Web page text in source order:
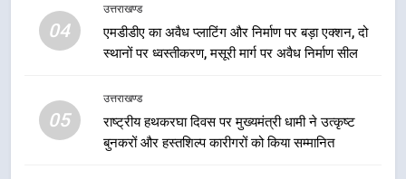
04
उत्तराखण्ड
एमडीडीए का अवैध प्लाटिंग और निर्माण पर बड़ा एक्शन, दो
स्थानों पर ध्वस्तीकरण, मसूरी मार्ग पर अवैध निर्माण सील
05
उत्तराखण्ड
राष्ट्रीय हथकरघा दिवस पर मुख्यमंत्री धामी ने उत्कृष्ट
बुनकरों और हस्तशिल्प कारीगरों को किया सम्मानित
मुख्यमंत्री धामी बोले- युवाओं को रोजगार
देना सरकार की सर्वोच्च प्राथमिकता, आने
8
दिल्ली-देहरादून आर्थिक कॉरिडोर से जुड़ी